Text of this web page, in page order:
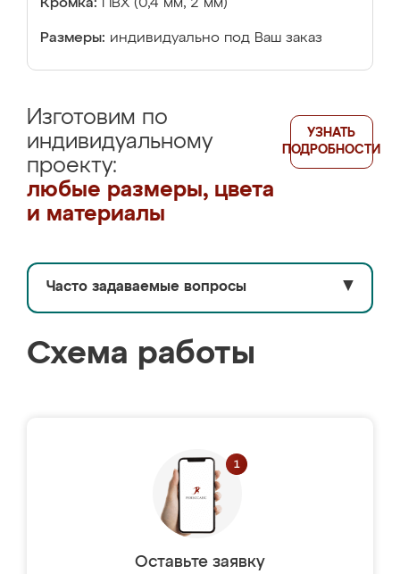
Кромка: ПВХ (0,4 мм, 2 мм)
Размеры: индивидуально под Ваш заказ
Изготовим по
индивидуальному
проекту:
любые размеры, цвета
и материалы
УЗНАТЬ
ПОДРОБНОСТИ
Часто задаваемые вопросы ▼
Схема работы
Оставьте заявку